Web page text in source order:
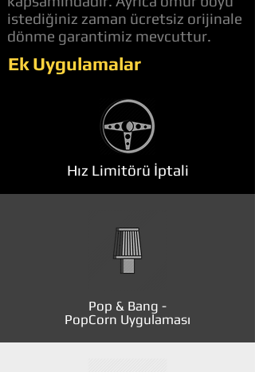
istediğiniz zaman ücretsiz orijinale
dönme garantimiz mevcuttur.
Ek Uygulamalar
Hız Limitörü İptali
Pop & Bang -
PopCorn Uygulaması